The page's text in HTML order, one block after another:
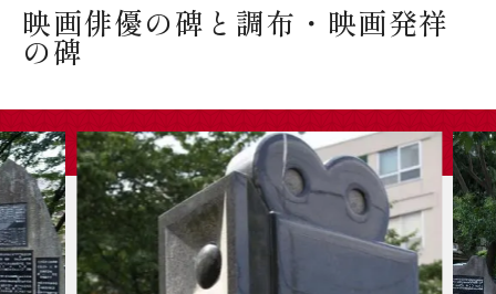
映画俳優の碑と調布・映画発祥
の碑